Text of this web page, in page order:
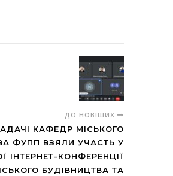
ДО НОВІШИХ
КАФЕДР МІСЬКОГО
ФУПП ВЗЯЛИ УЧАСТЬ У
ІНТЕРНЕТ-КОНФЕРЕНЦІЇ
БУДІВНИЦТВА ТА